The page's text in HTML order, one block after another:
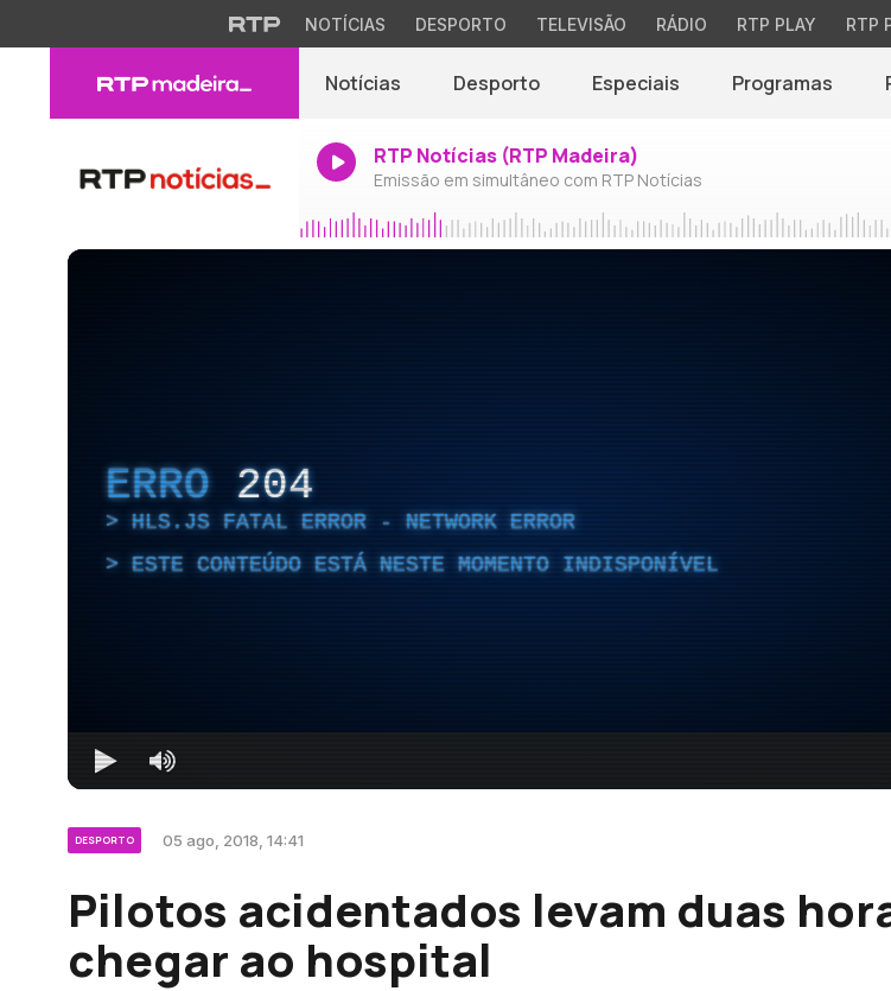
NOTÍCIAS DESPORTO TELEVISÃO RÁDIO RTP PLAY RTP
Notícias Desporto Especiais Programas
RTP Notícias (RTP Madeira)
Emissão em simultâneo com RTP Notícias
ERRO 204
HLS.JS FATAL ERROR - NETWORK ERROR
ESTE CONTEÚDO ESTÁ NESTE MOMENTO INDISPONÍVEL
DESPORTO 05 ago, 2018, 14:41
Pilotos acidentados levam duas
chegar ao hospital